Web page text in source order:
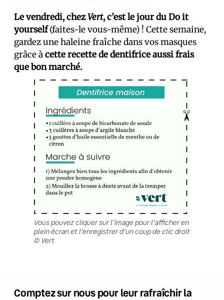
Le vendredi, chezVert, c’est le jour du Do it
yourself(faites-le vous-même) ! Cette semaine,
gardez une haleine fraîche dans vos masques
grâce àcette recette de dentifrice aussi frais
que bon marché.
Vous pouvez cliquer sur l’image pour l’afficher en
plein écran et l’enregistrer d’un coup de clic droit
© Vert
Comptez sur nous pour leur rafraîchir la